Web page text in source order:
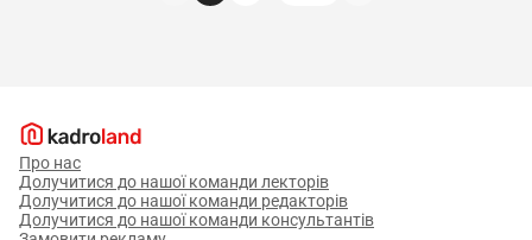
Про нас
Долучитися до нашої команди лекторів
Долучитися до нашої команди редакторів
Долучитися до нашої команди консультантів